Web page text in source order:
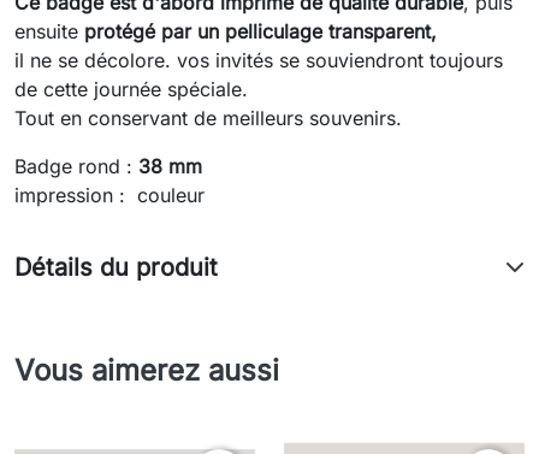
ensuite protégé par un pelliculage transparent,
il ne se décolore. vos invités se souviendront toujours
de cette journée spéciale.
Tout en conservant de meilleurs souvenirs.
Badge rond : 38 mm
impression : couleur
Détails du produit
Vous aimerez aussi